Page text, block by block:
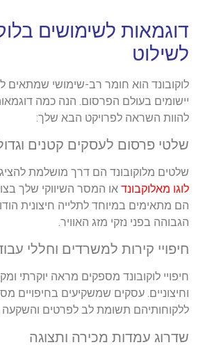
דוגמאות לשימושים
לשילוט
לוקובונד הוא חומר רב-שימושי שמתאים
יישומים בעולם הפרסום. הנה כמה
להוות השראה לפרויקט הבא שלך:
שלטי פרסום לעסקים קטנים
שלטים מלוקובונד הם דרך מושלמת
לוגו מאלוקבונד או המסר השיווקי שלך
הם מתאימים במיוחד לתלייה חיצונית
הגבוהה בפני נזקי מזג האוויר.
חיפויי קירות למשרדים וחללי
חיפויי לוקובונד מספקים מראה יוקרתי
וחיצוניים. עסקים שמשקיעים בחיפויים
ללקוחותיהם תשומת לב לפרטים והשקעה
שדרוג עמדות מכירה ותצוגה